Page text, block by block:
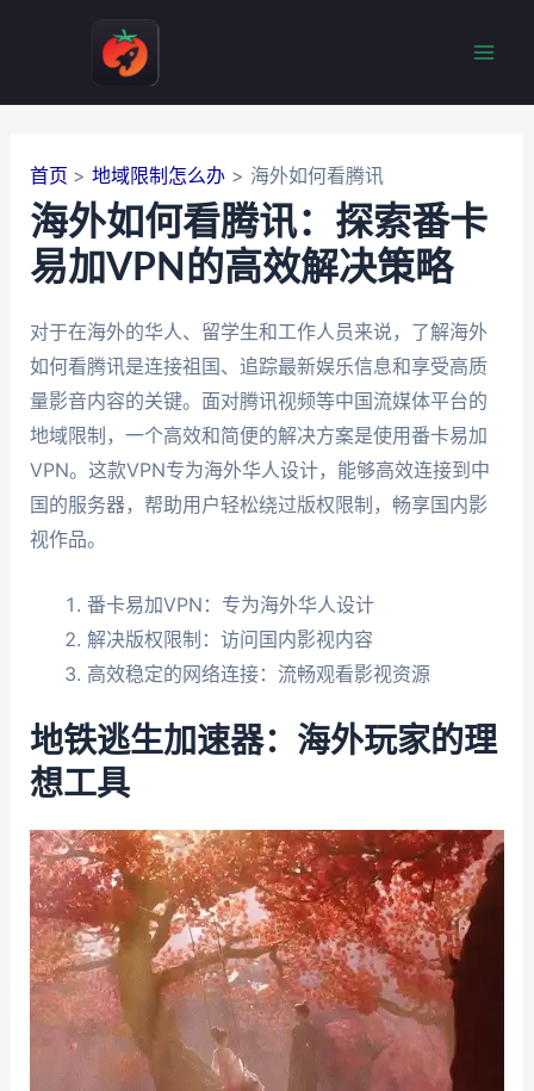
首页 地域限制怎么办 海外如何看腾讯
海外如何看腾讯：探索番卡
易加VPN的高效解决策略
对于在海外的华人、留学生和工作人员来说，了解海外
如何看腾讯是连接祖国、追踪最新娱乐信息和享受高质
量影音内容的关键。面对腾讯视频等中国流媒体平台的
地域限制，一个高效和简便的解决方案是使用番卡易加
VPN。这款VPN专为海外华人设计，能够高效连接到中
国的服务器，帮助用户轻松绕过版权限制，畅享国内影
视作品。
番卡易加VPN：专为海外华人设计
解决版权限制：访问国内影视内容
高效稳定的网络连接：流畅观看影视资源
地铁逃生加速器：海外玩家的理
想工具